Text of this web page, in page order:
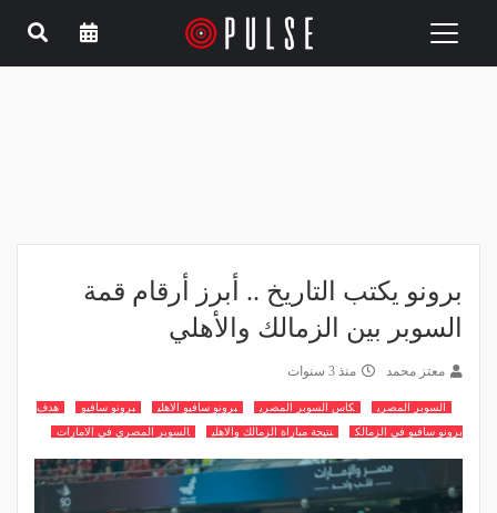
Toggle
برونو يكتب التاريخ .. أبرز أرقام قمة
السوبر بين الزمالك والأهلي
معتز محمد منذ 3 سنوات
السوبر المصري كاس السوبر المصري برونو سافيو الاهلي برونو سافيو
هدف
برونو سافيو في الزمالك
نتيجة مباراة الزمالك والاهلي السوبر المصري في الامارات